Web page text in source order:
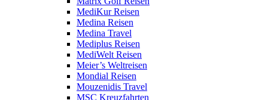
MediKur Reisen
Medina Reisen
Medina Travel
Mediplus Reisen
MediWelt Reisen
Meier’s Weltreisen
Mondial Reisen
Mouzenidis Travel
MSC Kreuzfahrten